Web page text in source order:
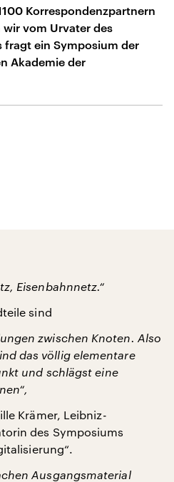
Korrespondenzpartnern
wir vom Urvater des
fragt ein Symposium der
Akademie der
Eisenbahnnetz.“
sind
zwischen Knoten. Also
das völlig elementare
und schlägst eine
Krämer, Leibniz-
des Symposiums
Ausgangsmaterial